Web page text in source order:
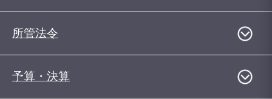
所管法令
予算・決算